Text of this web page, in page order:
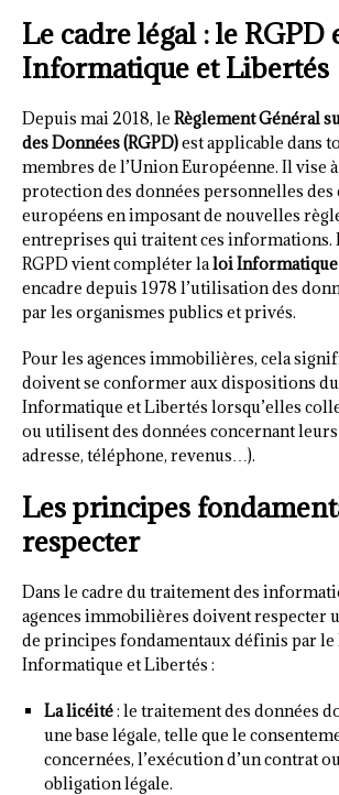
Le cadre légal : le RGPD
Informatique et Libertés
Depuis mai 2018, le Règlement Général
des Données (RGPD)est applicable dans
membres de l’Union Européenne. Il vise
protection des données personnelles des
européens en imposant de nouvelles
entreprises qui traitent ces informations.
RGPD vient compléter laloi
encadre depuis 1978 l’utilisation des
par les organismes publics et privés.
Pour les agences immobilières, cela
doivent se conformer aux dispositions du
Informatique et Libertés lorsqu’elles
ou utilisent des données concernant
adresse, téléphone, revenus…).
Les principes
respecter
Dans le cadre du traitement des
agences immobilières doivent respecter
de principes fondamentaux définis par le
Informatique et Libertés :
La licéité: le traitement des données
une base légale, telle que le
concernées, l’exécution d’un contrat
obligation légale.